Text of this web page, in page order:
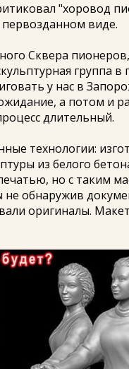
"хоровод
виде.
Сквера
группа
у нас в
а потом и
длительный.
технологии:
из белого
но с таким
обнаружив
оригиналы.